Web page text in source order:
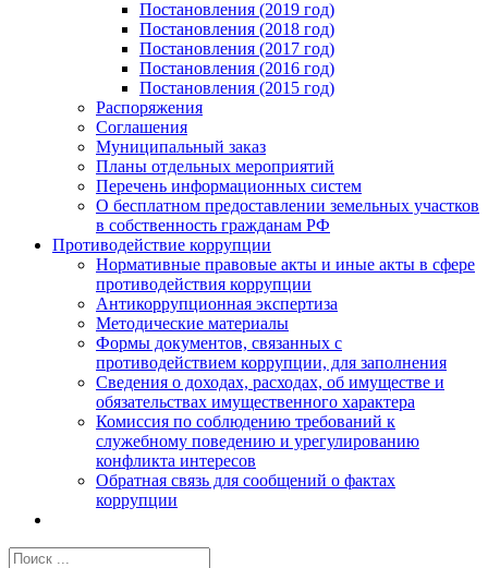
Постановления (2019 год)
Постановления (2018 год)
Постановления (2017 год)
Постановления (2016 год)
Постановления (2015 год)
Распоряжения
Соглашения
Муниципальный заказ
Планы отдельных мероприятий
Перечень информационных систем
О бесплатном предоставлении земельных участков
в собственность гражданам РФ
Противодействие коррупции
Нормативные правовые акты и иные акты в сфере
противодействия коррупции
Антикоррупционная экспертиза
Методические материалы
Формы документов, связанных с
противодействием коррупции, для заполнения
Сведения о доходах, расходах, об имуществе и
обязательствах имущественного характера
Комиссия по соблюдению требований к
служебному поведению и урегулированию
конфликта интересов
Обратная связь для сообщений о фактах
коррупции
Результат